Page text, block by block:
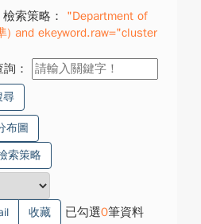
索策略：
"Department of
) and ekeyword.raw="cluster
：
尋
布圖
索策略
收藏 已勾選0筆資料